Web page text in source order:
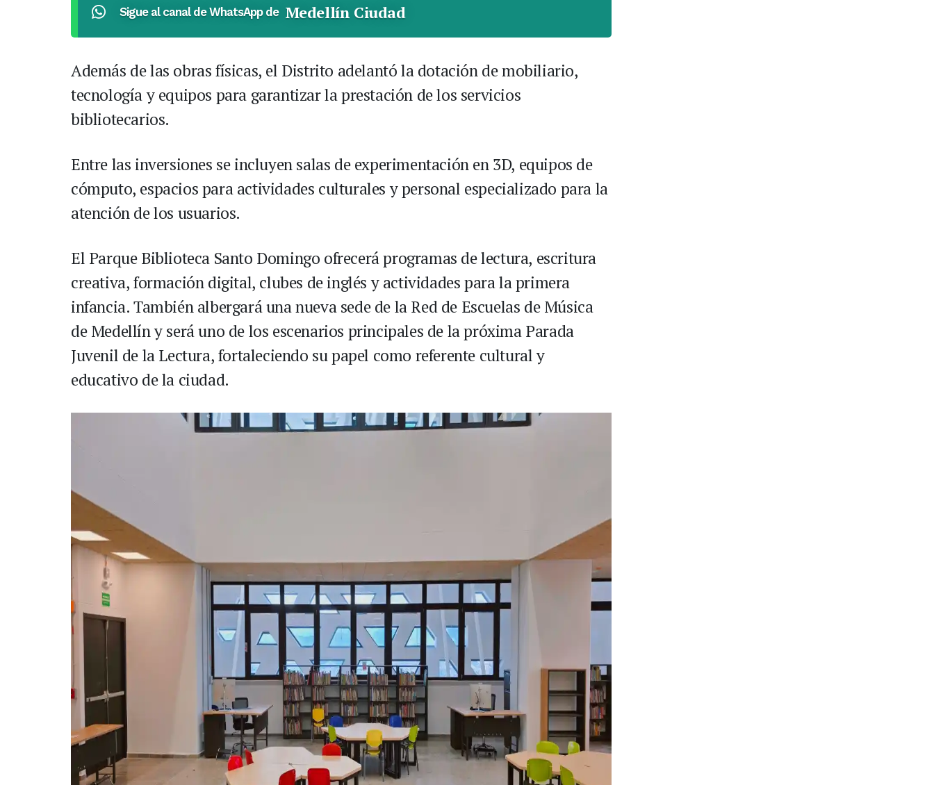
Sigue al canal de WhatsApp de Medellín Ciudad
Además de las obras físicas, el Distrito adelantó la dotación de mobiliario,
tecnología y equipos para garantizar la prestación de los servicios
bibliotecarios.
Entre las inversiones se incluyen salas de experimentación en 3D, equipos de
cómputo, espacios para actividades culturales y personal especializado para la
atención de los usuarios.
El Parque Biblioteca Santo Domingo ofrecerá programas de lectura, escritura
creativa, formación digital, clubes de inglés y actividades para la primera
infancia. También albergará una nueva sede de la Red de Escuelas de Música
de Medellín y será uno de los escenarios principales de la próxima Parada
Juvenil de la Lectura, fortaleciendo su papel como referente cultural y
educativo de la ciudad.